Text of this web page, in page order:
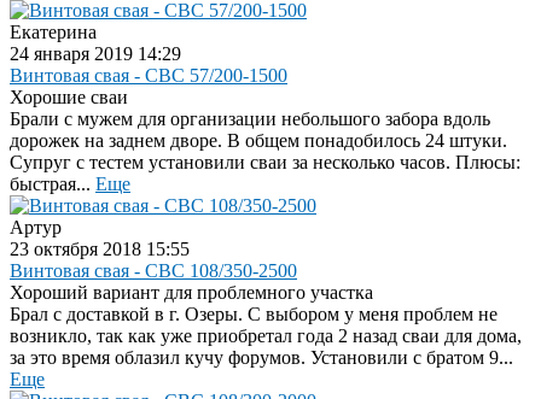
Екатерина
24 января 2019 14:29
Винтовая свая - СВС 57/200-1500
Хорошие сваи
Брали с мужем для организации небольшого забора вдоль
дорожек на заднем дворе. В общем понадобилось 24 штуки.
Супруг с тестем установили сваи за несколько часов. Плюсы:
быстрая... Еще
Артур
23 октября 2018 15:55
Винтовая свая - СВС 108/350-2500
Хороший вариант для проблемного участка
Брал с доставкой в г. Озеры. С выбором у меня проблем не
возникло, так как уже приобретал года 2 назад сваи для дома,
за это время облазил кучу форумов. Установили с братом 9...
Еще